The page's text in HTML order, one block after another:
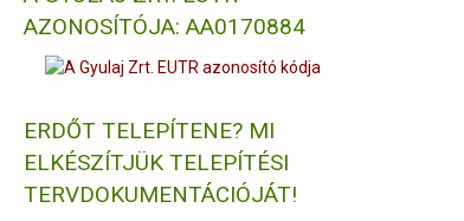
AZONOSÍTÓJA: AA0170884
ERDŐT TELEPÍTENE? MI
ELKÉSZÍTJÜK TELEPÍTÉSI
TERVDOKUMENTÁCIÓJÁT!